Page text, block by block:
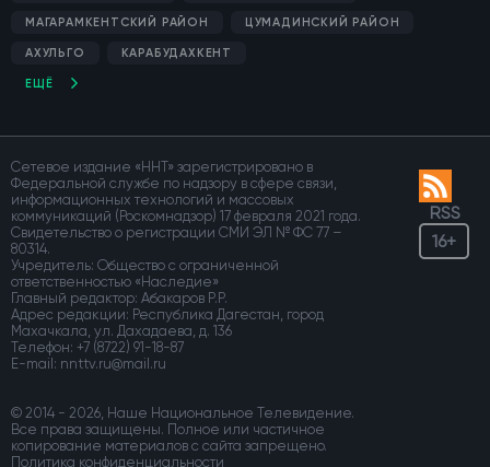
МАГАРАМКЕНТСКИЙ РАЙОН ЦУМАДИНСКИЙ РАЙОН
АХУЛЬГО КАРАБУДАХКЕНТ
ЕЩЁ
Сетевое издание «ННТ» зарегистрировано в
Федеральной службе по надзору в сфере связи,
информационных технологий и массовых
коммуникаций (Роскомнадзор) 17 февраля 2021 года.
Свидетельство о регистрации СМИ ЭЛ № ФС 77 –
80314.
Учредитель: Общество с ограниченной
ответственностью «Наследие»
Главный редактор: Абакаров Р.Р.
Адрес редакции: Республика Дагестан, город
Махачкала, ул. Дахадаева, д. 136
Телефон: +7 (8722) 91-18-87
E-mail:
© 2014 - 2026, Наше Национальное Телевидение.
Все права защищены. Полное или частичное
копирование материалов с сайта запрещено.
Политика конфиденциальности
RSS
16+